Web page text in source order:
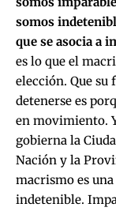
somos
que se asocia a
es lo que el
elección. Que su
detenerse es
en movimiento.
gobierna la
Nación y la
macrismo es
indetenible.